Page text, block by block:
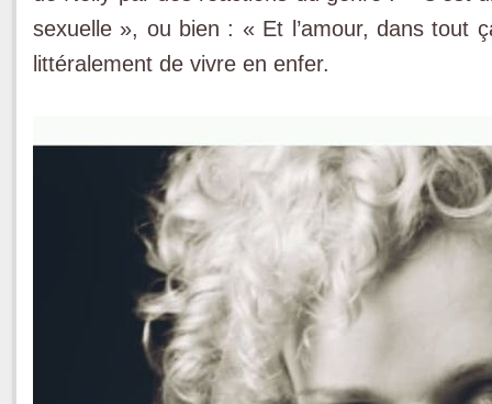
sexuelle », ou bien : « Et l’amour, dans tout
littéralement de vivre en enfer.